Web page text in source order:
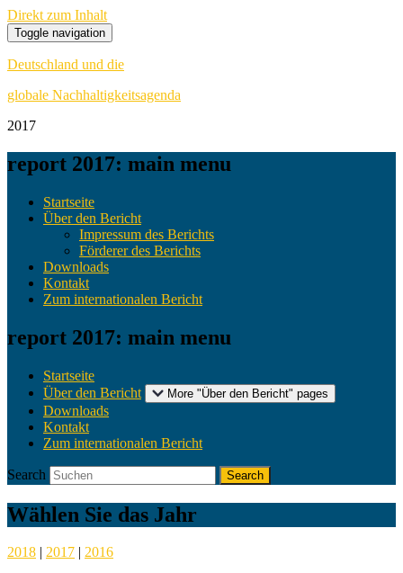
Direkt zum Inhalt
Toggle navigation
Deutschland und die
globale Nachhaltigkeitsagenda
2017
report 2017: main menu
Startseite
Über den Bericht
Impressum des Berichts
Förderer des Berichts
Downloads
Kontakt
Zum internationalen Bericht
report 2017: main menu
Startseite
Über den Bericht
More "Über den Bericht" pages
Downloads
Kontakt
Zum internationalen Bericht
Search
Wählen Sie das Jahr
2018 | 2017 | 2016